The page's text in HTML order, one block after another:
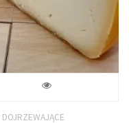
DOJRZEWAJĄCE